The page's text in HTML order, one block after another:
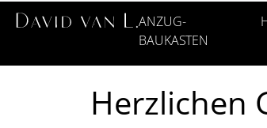
ANZUG-
BAUKASTEN
Herzlichen